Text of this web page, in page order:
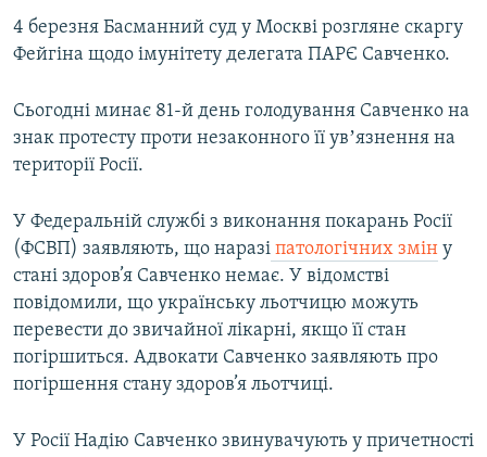
4 березня Басманний суд у Москві розгляне скаргу
Фейгіна щодо імунітету делегата ПАРЄ Савченко.
Сьогодні минає 81-й день голодування Савченко на
знак протесту проти незаконного її увʼязнення на
території Росії.
У Федеральній службі з виконання покарань Росії
(ФСВП) заявляють, що наразі патологічних змін у
стані здоров’я Савченко немає. У відомстві
повідомили, що українську льотчицю можуть
перевести до звичайної лікарні, якщо її стан
погіршиться. Адвокати Савченко заявляють про
погіршення стану здоров’я льотчиці.
У Росії Надію Савченко звинувачують у причетності